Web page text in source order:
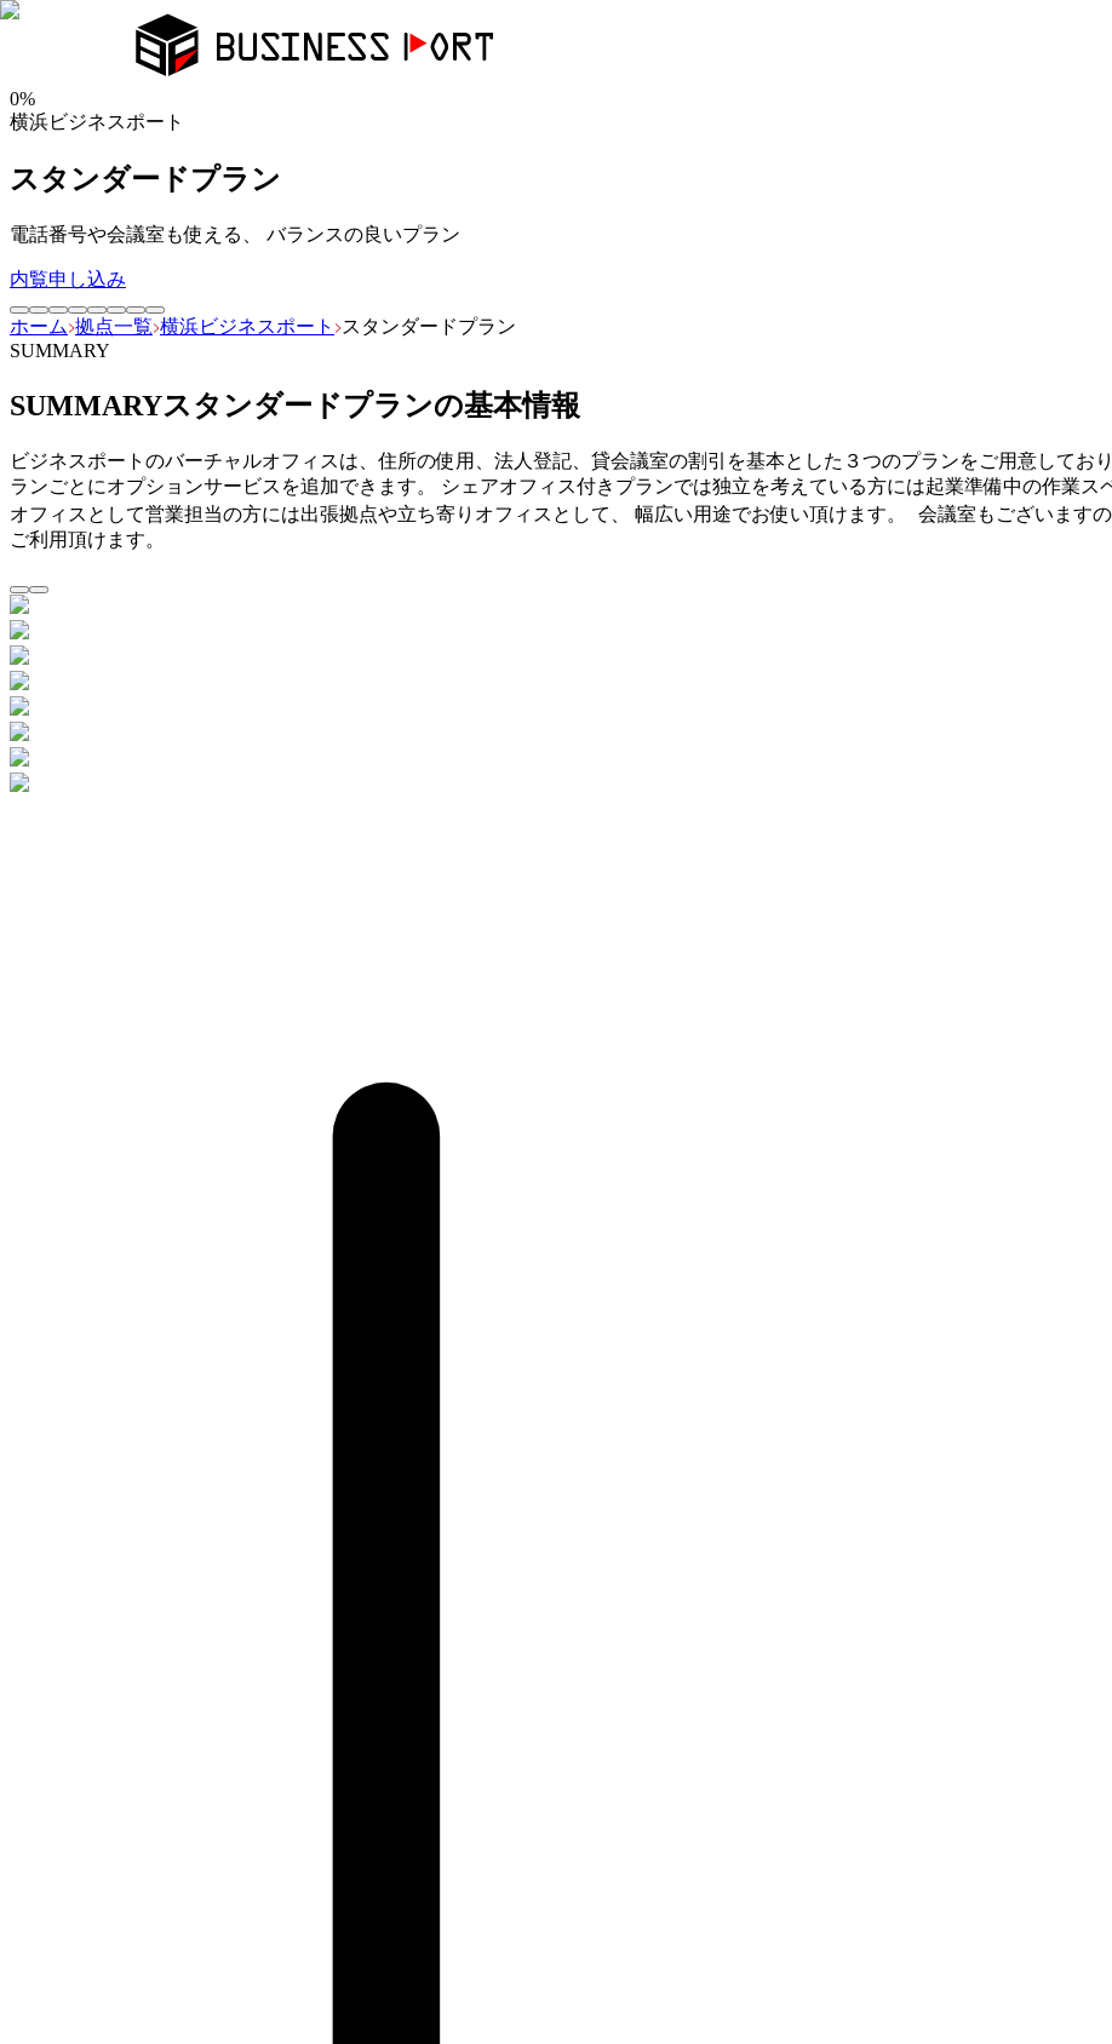
0%
横浜ビジネスポート
スタンダードプラン
電話番号や会議室も使える、 バランスの良いプラン
内覧申し込み
ホーム 拠点一覧 横浜ビジネスポート
スタンダードプラン
SUMMARY
SUMMARYスタンダードプランの基本情報
ビジネスポートのバーチャルオフィスは、住所の使用、法人登記、貸会議室の割引を基本とした３つのプランをご用意してお
ランごとにオプションサービスを追加できます。 シェアオフィス付きプランでは独立を考えている方には起業準備中の作業
オフィスとして営業担当の方には出張拠点や立ち寄りオフィスとして、 幅広い用途でお使い頂けます。 会議室もございます
ご利用頂けます。